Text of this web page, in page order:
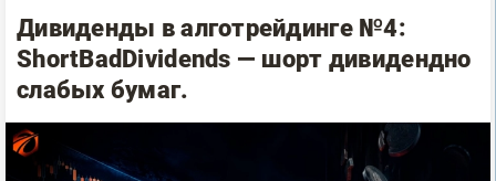
Дивиденды в алготрейдинге №4:
ShortBadDividends — шорт дивидендно
слабых бумаг.